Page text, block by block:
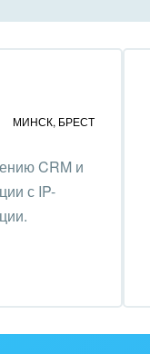
услуги, ЖКХ
МИНСК, БРЕСТ
CRM и
с IP-